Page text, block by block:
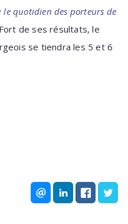
quotidien des porteurs de
Fort de ses résultats, le
se tiendra les 5 et 6